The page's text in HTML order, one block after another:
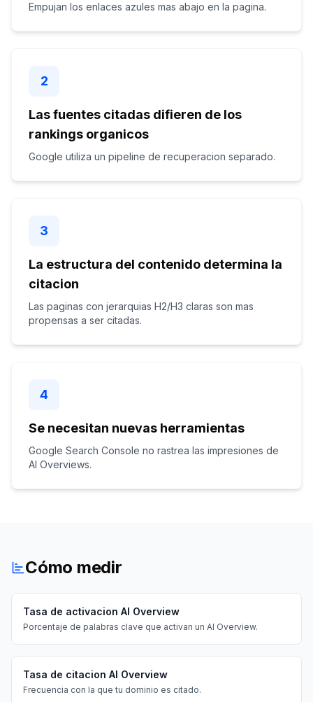
Empujan los enlaces azules mas abajo en la pagina.
2
Las fuentes citadas difieren de los
rankings organicos
Google utiliza un pipeline de recuperacion separado.
3
La estructura del contenido determina la
citacion
Las paginas con jerarquias H2/H3 claras son mas
propensas a ser citadas.
4
Se necesitan nuevas herramientas
Google Search Console no rastrea las impresiones de
AI Overviews.
Cómo medir
Tasa de activacion AI Overview
Porcentaje de palabras clave que activan un AI Overview.
Tasa de citacion AI Overview
Frecuencia con la que tu dominio es citado.